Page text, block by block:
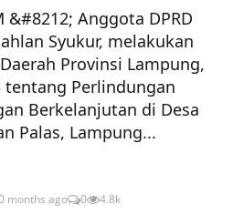
&#8212; Anggota DPRD
Syukur, melakukan
Provinsi Lampung,
Perlindungan
Berkelanjutan di Desa
Palas, Lampung...
months ago 0 4.8k